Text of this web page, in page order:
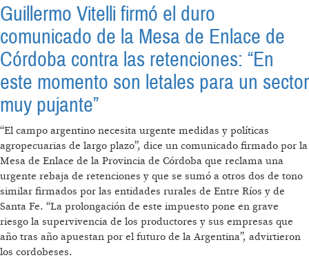
Guillermo Vitelli firmó el duro
comunicado de la Mesa de Enlace de
Córdoba contra las retenciones: “En
este momento son letales para un sector
muy pujante”
“El campo argentino necesita urgente medidas y políticas
agropecuarias de largo plazo”, dice un comunicado firmado por la
Mesa de Enlace de la Provincia de Córdoba que reclama una
urgente rebaja de retenciones y que se sumó a otros dos de tono
similar firmados por las entidades rurales de Entre Ríos y de
Santa Fe. “La prolongación de este impuesto pone en grave
riesgo la supervivencia de los productores y sus empresas que
año tras año apuestan por el futuro de la Argentina”, advirtieron
los cordobeses.